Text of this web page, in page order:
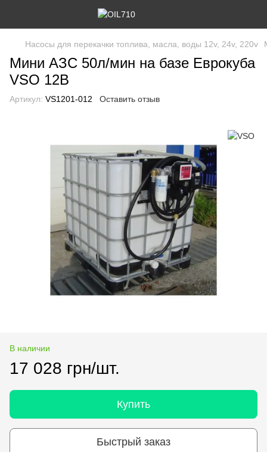
Насосы для перекачки топлива, масла, воды 12v, 24v, 220v
Мини АЗС 50л/мин на базе Еврокуба
VSO 12В
Артикул: VS1201-012 Оставить отзыв
В наличии
17 028 грн/шт.
Купить
Быстрый заказ